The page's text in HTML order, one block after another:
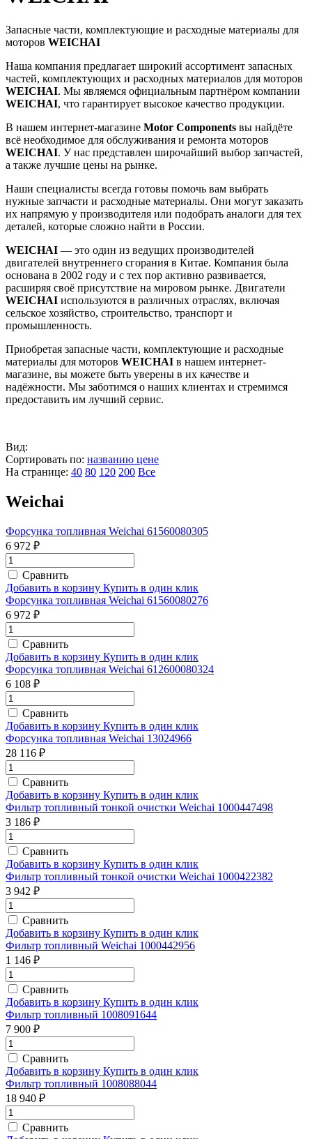
Запасные части, комплектующие и расходные материалы для
моторов WEICHAI
Наша компания предлагает широкий ассортимент запасных
частей, комплектующих и расходных материалов для моторов
WEICHAI. Мы являемся официальным партнёром компании
WEICHAI, что гарантирует высокое качество продукции.
В нашем интернет-магазине Motor Components вы найдёте
всё необходимое для обслуживания и ремонта моторов
WEICHAI. У нас представлен широчайший выбор запчастей,
а также лучшие цены на рынке.
Наши специалисты всегда готовы помочь вам выбрать
нужные запчасти и расходные материалы. Они могут заказать
их напрямую у производителя или подобрать аналоги для тех
деталей, которые сложно найти в России.
WEICHAI — это один из ведущих производителей
двигателей внутреннего сгорания в Китае. Компания была
основана в 2002 году и с тех пор активно развивается,
расширяя своё присутствие на мировом рынке. Двигатели
WEICHAI используются в различных отраслях, включая
сельское хозяйство, строительство, транспорт и
промышленность.
Приобретая запасные части, комплектующие и расходные
материалы для моторов WEICHAI в нашем интернет-
магазине, вы можете быть уверены в их качестве и
надёжности. Мы заботимся о наших клиентах и стремимся
предоставить им лучший сервис.
Вид:
Сортировать по: названию цене
На странице: 40 80 120 200 Все
Weichai
Форсунка топливная Weichai 61560080305
6 972 ₽
Сравнить
Добавить в корзину Купить в один клик
Форсунка топливная Weichai 61560080276
6 972 ₽
Сравнить
Добавить в корзину Купить в один клик
Форсунка топливная Weichai 612600080324
6 108 ₽
Сравнить
Добавить в корзину Купить в один клик
Форсунка топливная Weichai 13024966
28 116 ₽
Сравнить
Добавить в корзину Купить в один клик
Фильтр топливный тонкой очистки Weichai 1000447498
3 186 ₽
Сравнить
Добавить в корзину Купить в один клик
Фильтр топливный тонкой очистки Weichai 1000422382
3 942 ₽
Сравнить
Добавить в корзину Купить в один клик
Фильтр топливный Weichai 1000442956
1 146 ₽
Сравнить
Добавить в корзину Купить в один клик
Фильтр топливный 1008091644
7 900 ₽
Сравнить
Добавить в корзину Купить в один клик
Фильтр топливный 1008088044
18 940 ₽
Сравнить